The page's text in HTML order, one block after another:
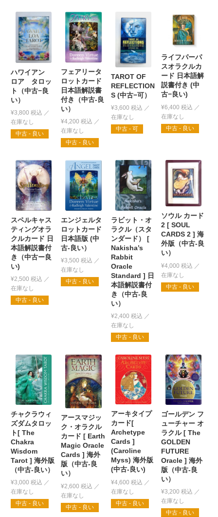
ハワイアン
ロア タロッ
ト（中古−良
い）
¥3,800 税込
中古 - 良い
フェアリータ
ロットカード
日本語解説書
付き（中古-良
い）
¥4,200 税込
中古 - 良い
TAROT OF
REFLECTION
S (中古−可）
¥3,600 税込
中古 - 可
ライフパーパ
スオラクルカ
ード 日本語解
説書付き (中
古−良い)
¥6,400 税込
中古 - 良い
スペルキャス
ティングオラ
クルカード 日
本語解説書付
き（中古ー良
い)
¥2,500 税込
中古 - 良い
エンジェルタ
ロットカード
日本語版 (中
古-良い）
¥3,500 税込
中古 - 良い
ラビット・オ
ラクル（スタ
ンダード） [
Nakisha’s
Rabbit
Oracle
Standard ] 日
本語解説書付
き（中古-良
い）
¥2,400 税込
中古 - 良い
ソウル カード
2 [ SOUL
CARDS 2 ] 海
外版（中古-良
い）
¥4,000 税込
中古 - 良い
チャクラウィ
ズダムタロッ
ト[ The
Chakra
Wisdom
Tarot ] 海外版
（中古-良い）
¥3,000 税込
中古 - 良い
アースマジッ
ク・オラクル
カード [ Earth
Magic Oracle
Cards ] 海外
版（中古-良
い）
¥2,600 税込
中古 - 良い
アーキタイプ
カード[
Archetype
Cards ]
(Caroline
Myss) 海外版
(中古-良い)
¥4,600 税込
中古 - 良い
ゴールデン フ
ューチャー オ
ラクル [ The
GOLDEN
FUTURE
Oracle ] 海外
版（中古-良
い）
¥3,200 税込
中古 - 良い